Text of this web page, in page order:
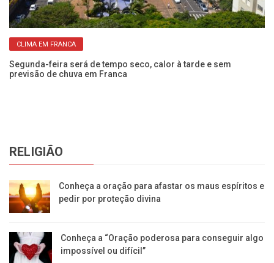
CLIMA EM FRANCA
Segunda-feira será de tempo seco, calor à tarde e sem
previsão de chuva em Franca
RELIGIÃO
Conheça a oração para afastar os maus espíritos e
pedir por proteção divina
Conheça a “Oração poderosa para conseguir algo
impossível ou difícil”